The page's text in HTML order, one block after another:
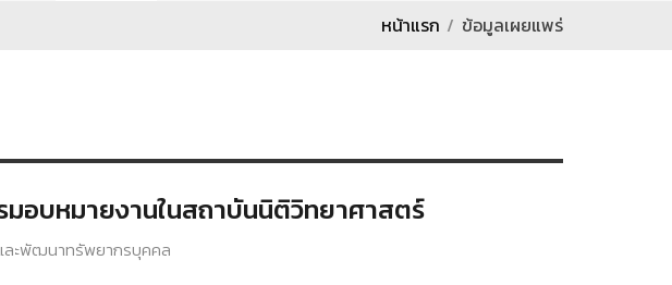
หน้าแรก ข้อมูลเผยแพร่
มอบหมายงานในสถาบันนิติวิทยาศาสตร์
ละพัฒนาทรัพยากรบุคคล